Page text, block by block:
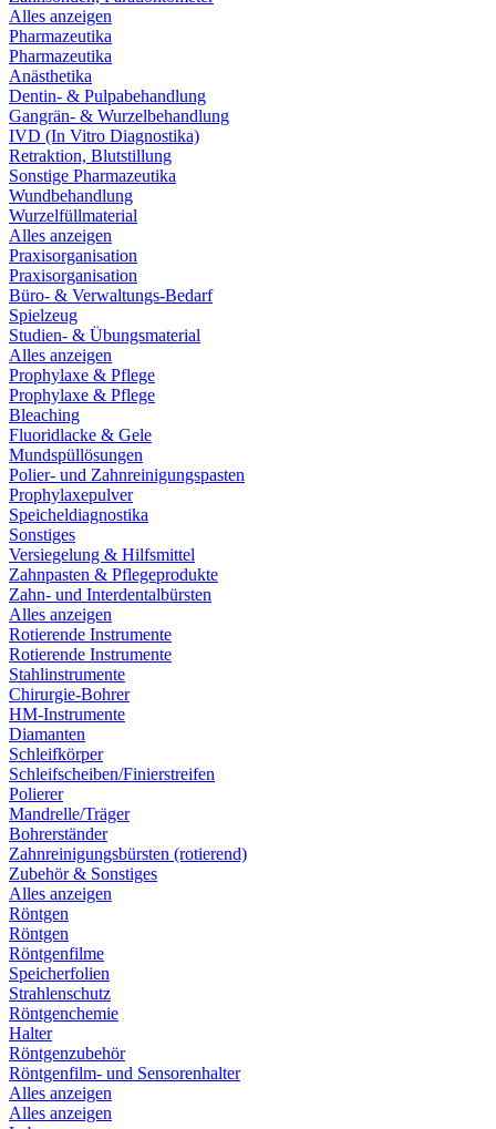
Alles anzeigen
Pharmazeutika
Pharmazeutika
Anästhetika
Dentin- & Pulpabehandlung
Gangrän- & Wurzelbehandlung
IVD (In Vitro Diagnostika)
Retraktion, Blutstillung
Sonstige Pharmazeutika
Wundbehandlung
Wurzelfüllmaterial
Alles anzeigen
Praxisorganisation
Praxisorganisation
Büro- & Verwaltungs-Bedarf
Spielzeug
Studien- & Übungsmaterial
Alles anzeigen
Prophylaxe & Pflege
Prophylaxe & Pflege
Bleaching
Fluoridlacke & Gele
Mundspüllösungen
Polier- und Zahnreinigungspasten
Prophylaxepulver
Speicheldiagnostika
Sonstiges
Versiegelung & Hilfsmittel
Zahnpasten & Pflegeprodukte
Zahn- und Interdentalbürsten
Alles anzeigen
Rotierende Instrumente
Rotierende Instrumente
Stahlinstrumente
Chirurgie-Bohrer
HM-Instrumente
Diamanten
Schleifkörper
Schleifscheiben/Finierstreifen
Polierer
Mandrelle/Träger
Bohrerständer
Zahnreinigungsbürsten (rotierend)
Zubehör & Sonstiges
Alles anzeigen
Röntgen
Röntgen
Röntgenfilme
Speicherfolien
Strahlenschutz
Röntgenchemie
Halter
Röntgenzubehör
Röntgenfilm- und Sensorenhalter
Alles anzeigen
Alles anzeigen